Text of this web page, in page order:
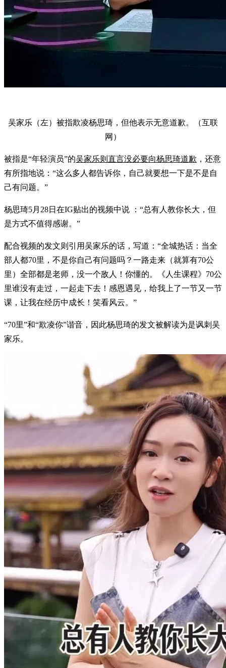
吴家乐（左）被指欺凌杨思琦，但他表示无意道歉。（互联
网）
被指是“年轻演员”的吴家乐则直言没必要向杨思琦道歉 ，还意
有所指地说：“这么多人都告诉你，自己就要想一下是不是自
己有问题。”
杨思琦5月28日在IG贴出的视频中说 ：“总有人教你长大，但
是方式不值得感谢。”
配合视频的发文则引用吴家乐的话，写道：“全城热话：当全
部人都70里，不是你自己有问题吗？一路走来（就算有70公
里）全部都是老师，没一个敌人！你懂的。《人生课程》70公
里谁没有走过，一起走下去！感恩遇见，给我上了一节又一节
课，让我在经历中成长！笑看风云。”
“70里”和“欺凌你”谐音，因此杨思琦的发文被解读为是讽刺吴
家乐。